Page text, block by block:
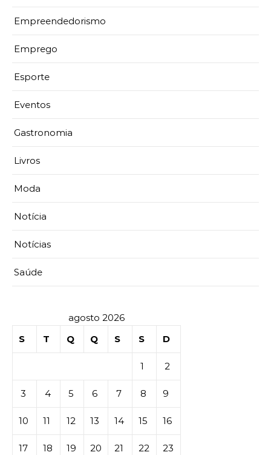
Empreendedorismo
Emprego
Esporte
Eventos
Gastronomia
Livros
Moda
Notícia
Notícias
Saúde
agosto 2026
S
T Q Q S S D
1 2
3 4 5 6 7 8 9
10 11 12 13 14 15 16
17 18 19 20 21 22 23